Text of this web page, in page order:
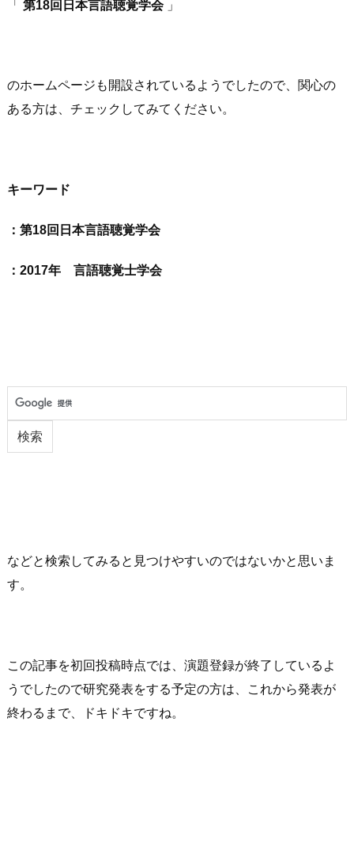
「 第18回日本言語聴覚学会」
のホームページも開設されているようでしたので、関心の
ある方は、チェックしてみてください。
キーワード
：第18回日本言語聴覚学会
： 2017年 言語聴覚士学会
などと検索してみると見つけやすいのではないかと思いま
す。
この記事を初回投稿時点では、演題登録が終了しているよ
うでしたので研究発表をする予定の方は、これから発表が
終わるまで、ドキドキですね。